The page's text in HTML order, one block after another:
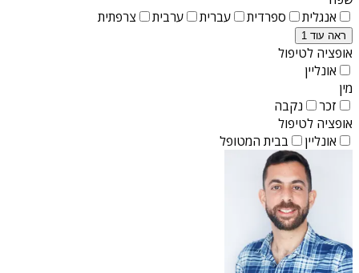
אנגלית
ספרדית עברית ערבית צרפתית
ראה עוד 1
אופציה לטיפול
אונליין
מין
זכר
נקבה
אופציה לטיפול
אונליין
בבית המטופל